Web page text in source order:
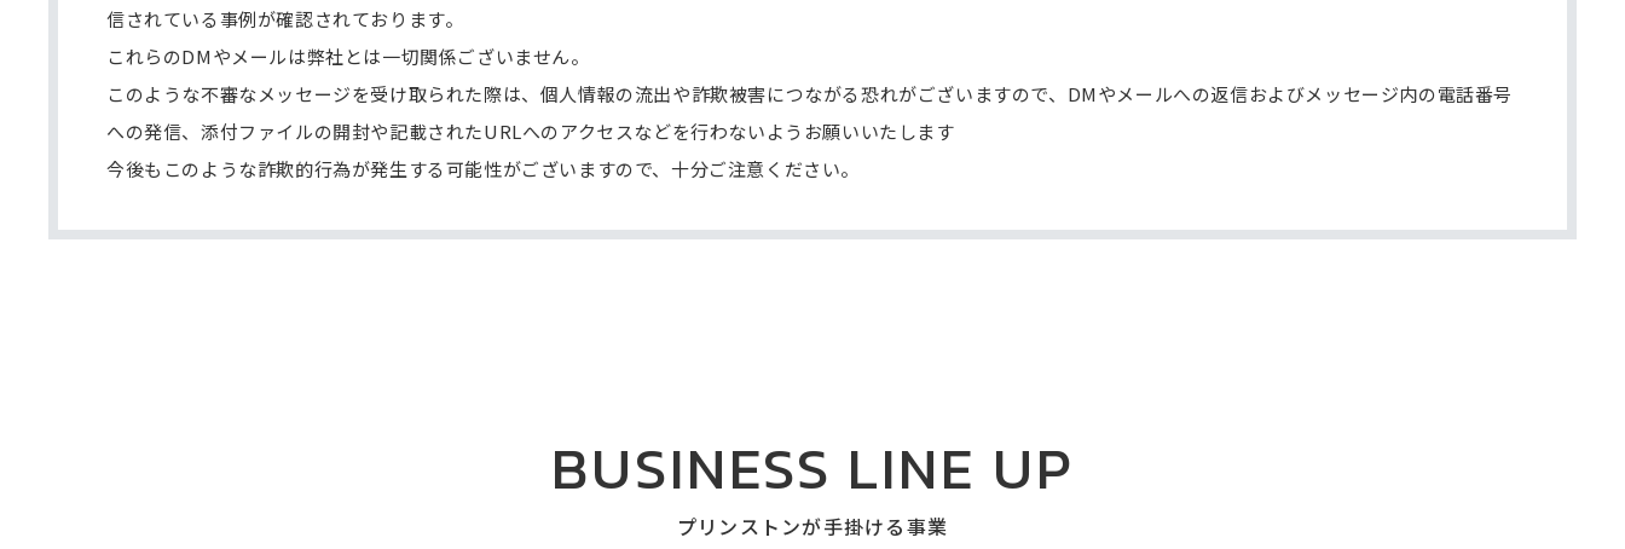
信されている事例が確認されております。
これらのDMやメールは弊社とは一切関係ございません。
このような不審なメッセージを受け取られた際は、個人情報の流出や詐欺被害につながる恐れがございますので、DMやメールへの返信およびメッセージ内の電話番号
への発信、添付ファイルの開封や記載されたURLへのアクセスなどを行わないようお願いいたします
今後もこのような詐欺的行為が発生する可能性がございますので、十分ご注意ください。
BUSINESS LINE UP
プリンストンが手掛ける事業